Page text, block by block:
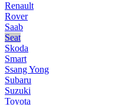
Renault
Rover
Saab
Seat
Skoda
Smart
Ssang Yong
Subaru
Suzuki
Toyota